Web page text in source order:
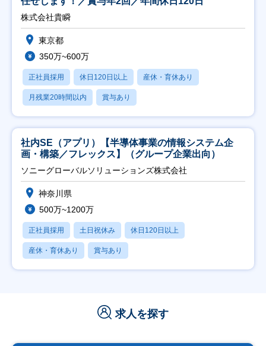
株式会社貴瞬
東京都
350万~600万
正社員採用 休日120日以上 産休・育休あり
月残業20時間以内 賞与あり
社内SE（アプリ）【半導体事業の情報システム企
画・構築／フレックス】（グループ企業出向）
ソニーグローバルソリューションズ株式会社
神奈川県
500万~1200万
正社員採用 土日祝休み 休日120日以上
産休・育休あり 賞与あり
求人を探す